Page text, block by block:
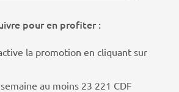
pour en profiter :
la promotion en cliquant sur
au moins 23 221 CDF